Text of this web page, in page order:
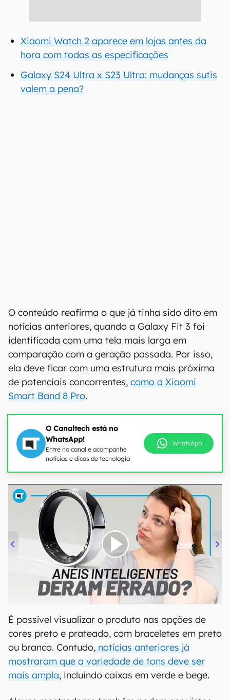
Xiaomi Watch 2 aparece em lojas antes da
hora com todas as especificações
Galaxy S24 Ultra x S23 Ultra: mudanças sutis
valem a pena?
O conteúdo reafirma o que já tinha sido dito em
notícias anteriores, quando a Galaxy Fit 3 foi
identificada com uma tela mais larga em
comparação com a geração passada. Por isso,
ela deve ficar com uma estrutura mais próxima
de potenciais concorrentes, como a Xiaomi
Smart Band 8 Pro.
O Canaltech está no
WhatsApp!
Entre no canal e acompanhe
notícias e dicas de tecnologia
WhatsApp
00:00/21:11
É possível visualizar o produto nas opções de
cores preto e prateado, com braceletes em preto
ou branco. Contudo, notícias anteriores já
mostraram que a variedade de tons deve ser
mais ampla, incluindo caixas em verde e bege.